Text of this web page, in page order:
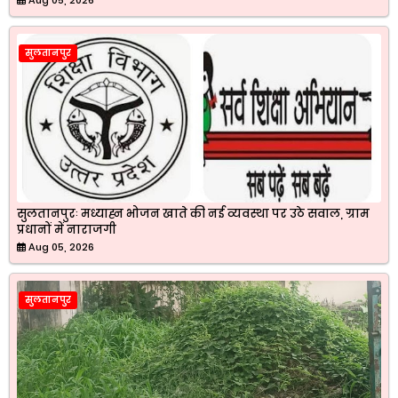
सुलतानपुर
सुलतानपुरः मध्याह्न भोजन खाते की नई व्यवस्था पर उठे सवाल, ग्राम
प्रधानों में नाराजगी
Aug 05, 2026
सुलतानपुर